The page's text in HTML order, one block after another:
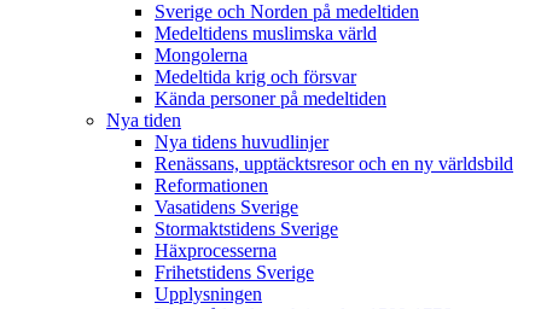
Sverige och Norden på medeltiden
Medeltidens muslimska värld
Mongolerna
Medeltida krig och försvar
Kända personer på medeltiden
Nya tiden
Nya tidens huvudlinjer
Renässans, upptäcktsresor och en ny världsbild
Reformationen
Vasatidens Sverige
Stormaktstidens Sverige
Häxprocesserna
Frihetstidens Sverige
Upplysningen